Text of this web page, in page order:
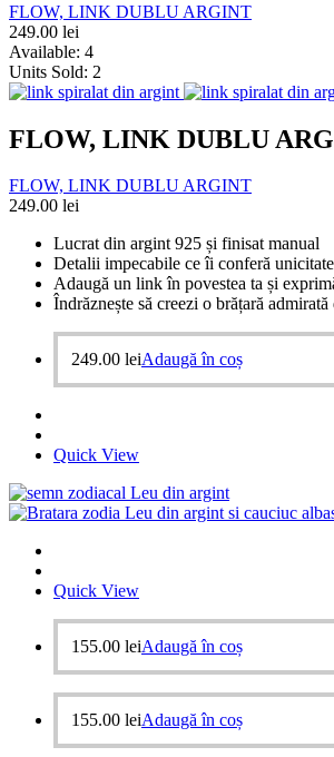
FLOW, LINK DUBLU ARGINT
249.00 lei
Available: 4
Units Sold: 2
FLOW, LINK DUBLU
FLOW, LINK DUBLU ARGINT
249.00 lei
Lucrat din argint 925 și finisat manual
Detalii impecabile ce îi conferă unicitate
Adaugă un link în povestea ta și
Îndrăznește să creezi o brățară admirată
249.00 leiAdaugă în coș
Quick View
Quick View
155.00 leiAdaugă în coș
155.00 leiAdaugă în coș